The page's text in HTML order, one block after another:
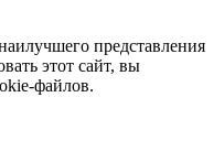
представления
этот сайт, вы
файлов.